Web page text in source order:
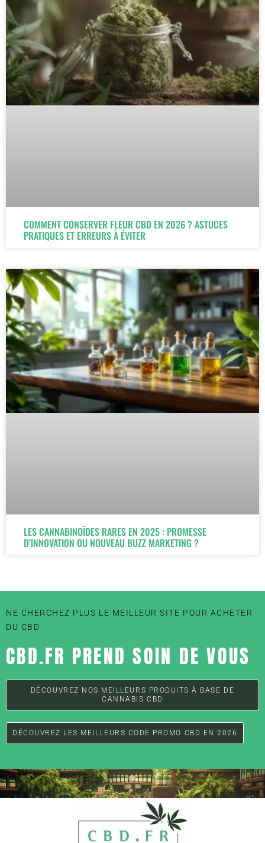
COMMENT CONSERVER FLEUR CBD EN 2026 ? ASTUCES
PRATIQUES ET ERREURS À ÉVITER
LES CANNABINOÏDES RARES EN 2025 : PROMESSE
D’INNOVATION OU NOUVEAU BUZZ MARKETING ?
NE CHERCHEZ PLUS LE MEILLEUR SITE POUR ACHETER
DU CBD
CBD.FR PREND SOIN DE VOUS
DÉCOUVREZ NOS MEILLEURS PRODUITS À BASE DE
CANNABIS CBD
DÉCOUVREZ LES MEILLEURS CODE PROMO CBD EN 2026